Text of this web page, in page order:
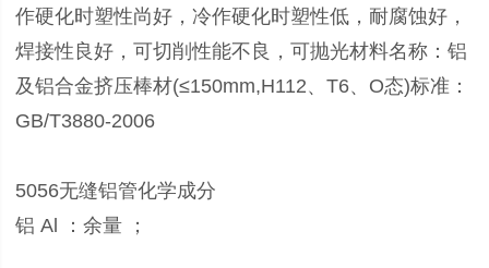
作硬化时塑性尚好，冷作硬化时塑性低，耐腐蚀好，
焊接性良好，可切削性能不良，可抛光材料名称：铝
及铝合金挤压棒材(≤150mm,H112、T6、O态)标准：
GB/T3880-2006
5056无缝铝管化学成分
铝 Al ：余量 ；